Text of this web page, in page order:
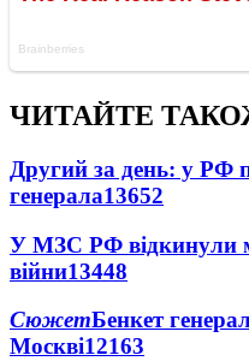
ЧИТАЙТЕ
Другий за день: у РФ
генерала13652
У МЗС РФ відкинули
війни13448
СюжетБенкет
Москві12163